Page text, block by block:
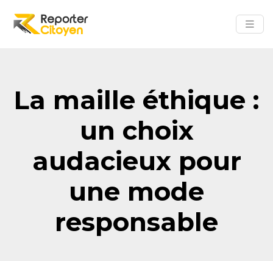
La maille éthique :
un choix
audacieux pour
une mode
responsable